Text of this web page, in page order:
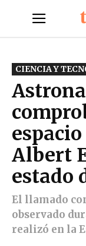
CIENCIA Y
Albert
estado
El llamado
observado
realizó en la